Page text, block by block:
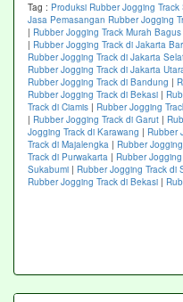
Tag : Produksi Rubber Jogging
Jasa Pemasangan Rubber Jogging
| Rubber Jogging Track Murah
| Rubber Jogging Track di Jakarta
Rubber Jogging Track di Jakarta
Rubber Jogging Track di Jakarta
Rubber Jogging Track di Bandung |
Rubber Jogging Track di Bekasi |
Track di Ciamis | Rubber Jogging
| Rubber Jogging Track di Garut |
Jogging Track di Karawang | Rubber
Track di Majalengka | Rubber
Track di Purwakarta | Rubber
Sukabumi | Rubber Jogging Track di
Rubber Jogging Track di Bekasi |